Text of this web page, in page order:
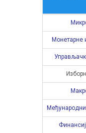
Монетарне